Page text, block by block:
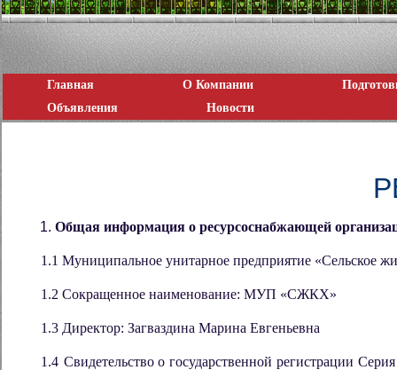
Главная О Компании
Объявления
Новости
Общая информация о ресурсоснабжающей
1.1 Муниципальное унитарное предприятие «Сельское
1.2 Сокращенное наименование: МУП «СЖКХ»
1.3 Директор: Загваздина Марина Евгеньевна
1.4 Свидетельство о государственной регистрации